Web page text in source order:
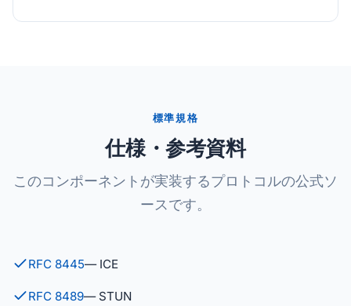
標準規格
仕様・参考資料
このコンポーネントが実装するプロトコルの公式ソ
ースです。
RFC 8445— ICE
RFC 8489— STUN